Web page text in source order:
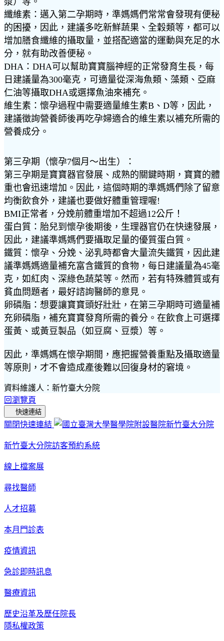
纖維素：邁入第二孕期時，準媽媽們常常會發現有便秘
的困擾，因此，建議多吃新鮮蔬果、全穀類等，都可以
增加膳食纖維的攝取量，並搭配適當的運動與充足的水
分，就有助改善便秘。
DHA：DHA可以幫助寶寶腦神經的正常發育生長，每
日建議量為300毫克，可適量從深海魚類、藻類、亞麻
仁油等攝取DHA或選擇魚油來補充。
維生素：懷孕過程中需要適量維生素B、D等，因此，
建議徵詢營養師後再吃孕婦適合的維生素以補充所需的
營養成分。
第三孕期（懷孕7個月～出生）：
第三孕期是寶寶器官發展、成熟的關鍵時期，寶寶的體
重也會迅速增加。因此，這個時期的準媽媽們除了留意
均衡飲食外，建議也要做好體重管理喔!
BMI正常者，分娩前體重增加不超過12公斤！
蛋白質：胎兒到懷孕後期後，生理器官仍在快速發展，
因此，建議準媽媽們要攝取足量的優質蛋白質。
鐵質：懷孕、分娩、泌乳時都會大量流失鐵質，因此建
議準媽媽適量補充富含鐵質的食物，每日建議量為45毫
克，如紅肉、深綠色蔬菜等。然而，若有特殊體質或有
貧血問題者，最好諮詢醫師的意見。
卵磷脂：想要讓寶寶頭好壯壯，在第三孕期時可適量補
充卵磷脂，補充寶寶發育所需的養分。在飲食上可選擇
蛋黃、或黃豆製品（如豆腐、豆漿）等。
因此，準媽媽在懷孕期間，應把握營養重點及攝取適量
等原則，才不會造成產後難以回復身材的窘境。
資料維護人：新竹臺大分院
回瀏覽頁
快速連結
關閉快速連結
新竹臺大分院訪客預約系統
線上檔案展
尋找醫師
人才招募
本月門診表
疫情資訊
急診即時訊息
醫療資訊
歷史沿革及歷任院長
隱私權政策